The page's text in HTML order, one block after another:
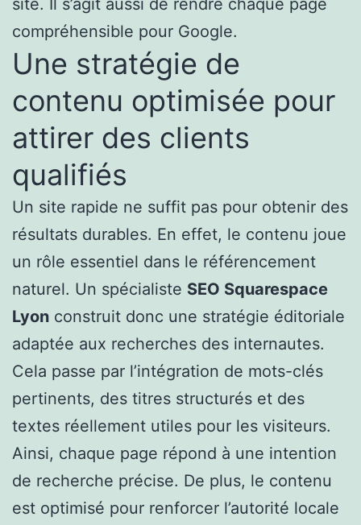
site. Il s’agit aussi de rendre chaque page
compréhensible pour Google.
Une stratégie de
contenu optimisée pour
attirer des clients
qualifiés
Un site rapide ne suffit pas pour obtenir des
résultats durables. En effet, le contenu joue
un rôle essentiel dans le référencement
naturel. Un spécialiste SEO Squarespace
Lyon construit donc une stratégie éditoriale
adaptée aux recherches des internautes.
Cela passe par l’intégration de mots-clés
pertinents, des titres structurés et des
textes réellement utiles pour les visiteurs.
Ainsi, chaque page répond à une intention
de recherche précise. De plus, le contenu
est optimisé pour renforcer l’autorité locale